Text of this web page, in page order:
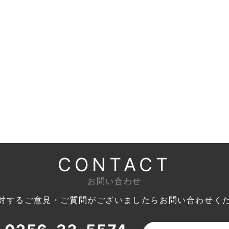
CONTACT
お問い合わせ
するご意見・ご質問がございましたら お問い合わせく